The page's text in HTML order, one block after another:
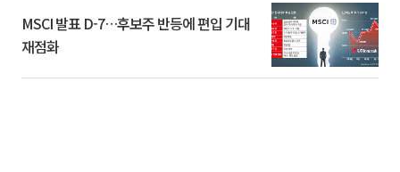
MSCI 발표 D-7…후보주 반등에 편입 기대
재점화